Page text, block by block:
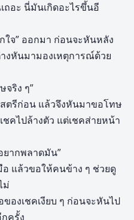
อะ นี่มันเกิดอะไรขึ้นอี
ใจ” ออกมา ก่อนจะหันหลัง
งหันมามองเหตุการณ์ด้วย
ริง ๆ”
รีก่อน แล้วจึงหันมาขอโทษ
คไปล้างตัว แต่เชคส่ายหน้า
ยากพลาดมัน”
แล้วขอให้คนข้าง ๆ ช่วยดู
ม่
องเชคเงียบ ๆ ก่อนจะหันไป
ครั้ง